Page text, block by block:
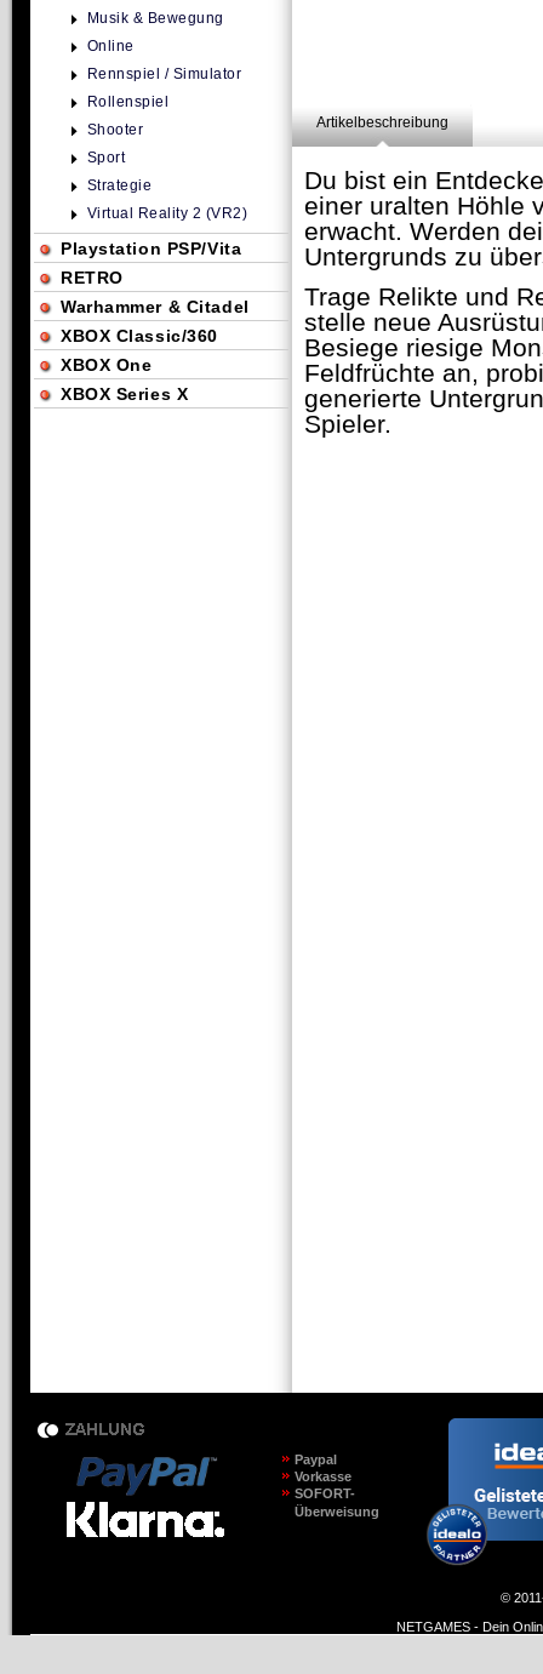
Artikelbeschreibung
Du bist ein
einer uralten Höhle
erwacht. Werden
Untergrunds zu
Trage Relikte und
stelle neue
Besiege riesige
Feldfrüchte an,
generierte
Spieler.
Musik & Bewegung
Online
Rennspiel / Simulator
Rollenspiel
Shooter
Sport
Strategie
Virtual Reality 2 (VR2)
Playstation PSP/Vita
RETRO
Warhammer & Citadel
XBOX Classic/360
XBOX One
XBOX Series X
Paypal
Vorkasse
SOFORT-
Überweisung
©
NETGAMES - Dein